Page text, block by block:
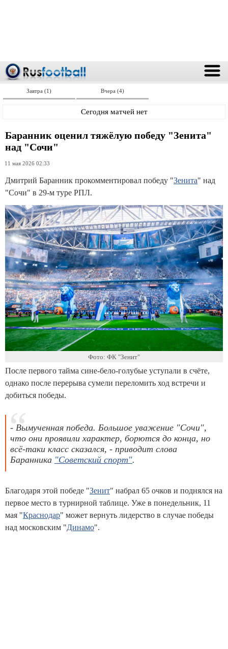
Завтра (1) Вчера (4)
Сегодня матчей нет
Баранник оценил тяжёлую победу "Зенита"
над "Сочи"
11 мая 2026 02:33
Дмитрий Баранник прокомментировал победу "Зенита" над
"Сочи" в 29-м туре РПЛ.
Фото: ФК "Зенит"
После первого тайма сине-бело-голубые уступали в счёте,
однако после перерыва сумели переломить ход встречи и
добиться победы.
- Вымученная победа. Большое уважение "Сочи",
что они проявили характер, борются до конца, но
всё-таки класс сказался, - приводит слова
Баранника "Советский спорт".
Благодаря этой победе "Зенит" набрал 65 очков и поднялся на
первое место в турнирной таблице. Уже в понедельник, 11
мая "Краснодар" может вернуть лидерство в случае победы
над московским "Динамо".